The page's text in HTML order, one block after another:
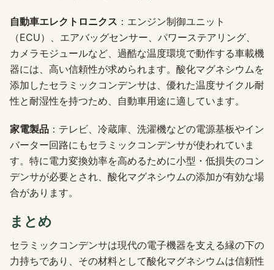
自動車エレクトロニクス ：エンジン制御ユニット
（ECU）、エアバッグセンサー、パワーステアリング、
カメラモジュールなど、過酷な温度環境で動作する車載機
器には、高い信頼性が求められます。酸化マグネシウムを
添加したセラミックコンデンサは、優れた温度サイクル耐
性と耐湿性を持つため、自動車用途に適しています。
家電製品 ：テレビ、冷蔵庫、洗濯機などの電源基板やイン
バーター回路にもセラミックコンデンサが使われていま
す。特に電力変換効率を高めるために小型・低損失のコン
デンサが必要とされ、酸化マグネシウムの添加が有効な場
合があります。
まとめ
セラミックコンデンサは現代の電子機器を支える縁の下の
力持ちであり、その材料として酸化マグネシウムは信頼性